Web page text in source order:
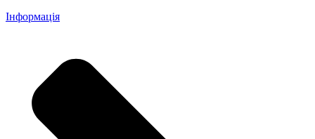
Інформація